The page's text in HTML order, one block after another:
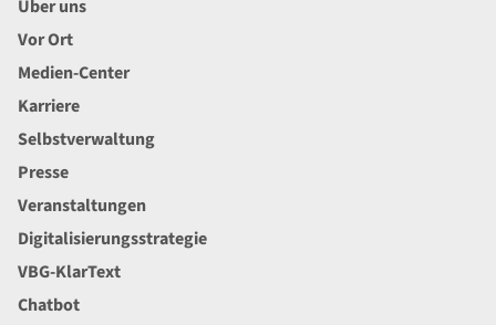
Über uns
Vor Ort
Medien-Center
Karriere
Selbstverwaltung
Presse
Veranstaltungen
Digitalisierungsstrategie
VBG-KlarText
Chatbot